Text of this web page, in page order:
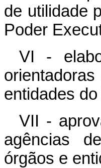
de utilidade
Poder
VI -
entidades
VII -
agências
órgãos e